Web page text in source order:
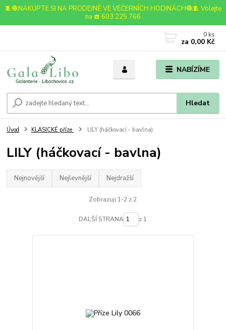
🧵🧶NAKUPTE SI NA PRODEJNĚ VE VEČERNÍCH HODINÁCH🧶🧵 Volejte
na ☎️ 603 225 766
NABÍZÍME
Hledat
0 ks
za 0,00 Kč
Úvod KLASICKÉ příze LILY (háčkovací - bavlna)
LILY (háčkovací - bavlna)
Nejnovější Nejlevnější Nejdražší
Zobrazuji 1-2 z 2
DALŠÍ STRANA z 1